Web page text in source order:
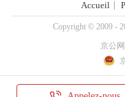
Accueil
Copyright © 2009 -
京公